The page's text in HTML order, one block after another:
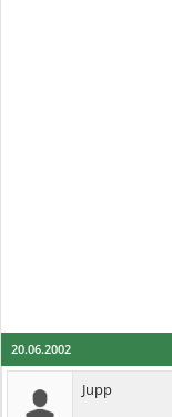
20.06.2002
Jupp